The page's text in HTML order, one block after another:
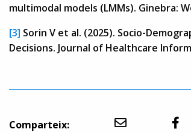
multimodal models (LMMs). Ginebra:
[3] Sorin V et al. (2025). Socio-
Decisions. Journal of Healthcare
Comparteix: